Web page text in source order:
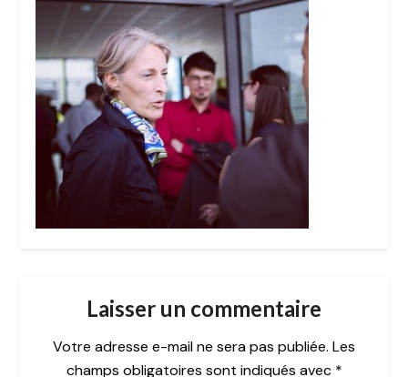
Laisser un commentaire
Votre adresse e-mail ne sera pas publiée. Les
champs obligatoires sont indiqués avec *